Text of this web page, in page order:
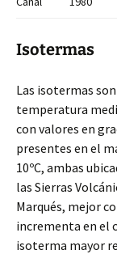
Isotermas
Las isotermas
temperatura
con valores en
presentes en el
10ºC, ambas
las Sierras
Marqués, mejor
incrementa en el
isoterma mayor